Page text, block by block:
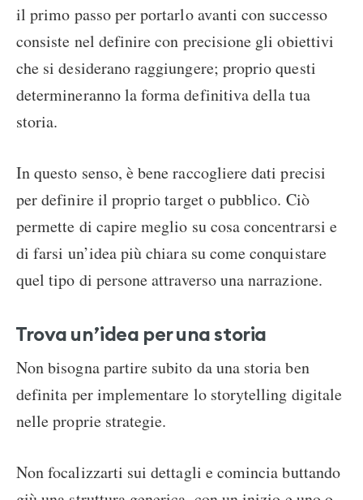
il primo passo per portarlo avanti con successo
consiste nel definire con precisione gli obiettivi
che si desiderano raggiungere; proprio questi
determineranno la forma definitiva della tua
storia.
In questo senso, è bene raccogliere dati precisi
per definire il proprio target o pubblico. Ciò
permette di capire meglio su cosa concentrarsi e
di farsi un’idea più chiara su come conquistare
quel tipo di persone attraverso una narrazione.
Trova un’idea per una storia
Non bisogna partire subito da una storia ben
definita per implementare lo storytelling digitale
nelle proprie strategie.
Non focalizzarti sui dettagli e comincia buttando